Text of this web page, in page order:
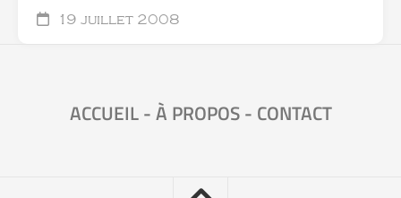
19 juillet 2008
ACCUEIL-À PROPOS- CONTACT